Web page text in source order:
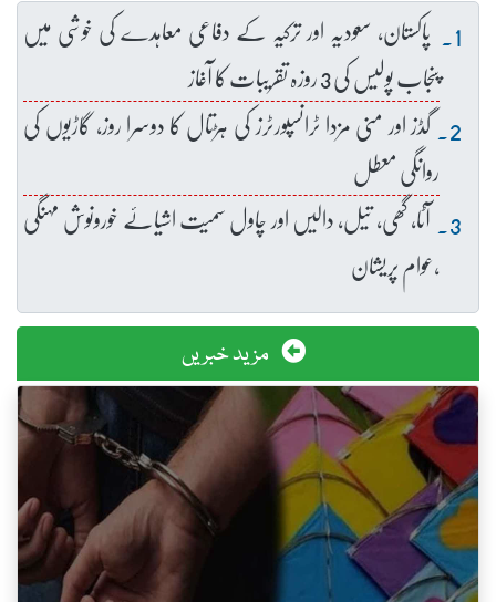
پاکستان، سعودیہ اور ترکیہ کے دفاعی معاہدے کی خوشی میں
پنجاب پولیس کی 3 روزہ تقریبات کا آغاز
گڈز اور منی مزدا ٹرانسپورٹرز کی ہڑتال کا دوسرا روز، گاڑیوں کی
روانگی معطل
آٹا، گھی، تیل، دالیں اور چاول سمیت اشیائے خورونوش مہنگی
،عوام پریشان
مزید خبریں